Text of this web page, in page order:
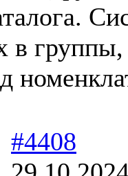
в группы,
#4408